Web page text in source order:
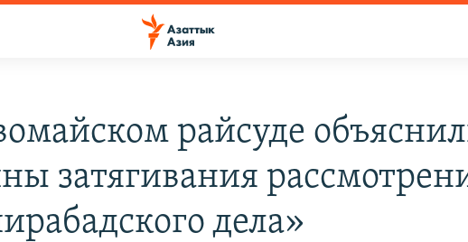
райсуде
затягивания
дела»